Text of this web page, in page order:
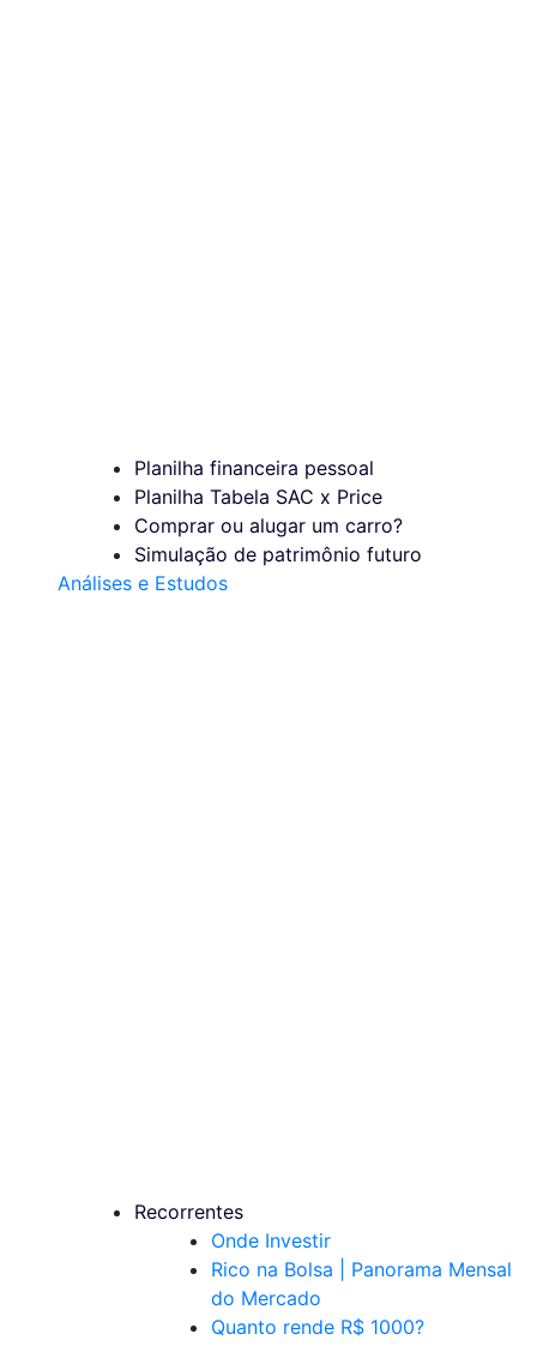
Planilha financeira pessoal
Planilha Tabela SAC x Price
Comprar ou alugar um carro?
Simulação de patrimônio futuro
Análises e Estudos
Recorrentes
Onde Investir
Rico na Bolsa | Panorama Mensal
do Mercado
Quanto rende R$ 1000?